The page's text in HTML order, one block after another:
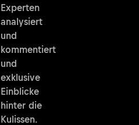
Experten
analysiert
und
kommentiert
und
exklusive
Einblicke
hinter die
Kulissen.